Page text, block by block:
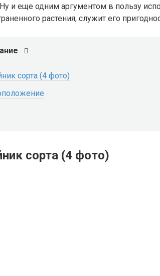
и еще одним аргументом в пользу
растения, служит его
сорта (4 фото)
сорта (4 фото)